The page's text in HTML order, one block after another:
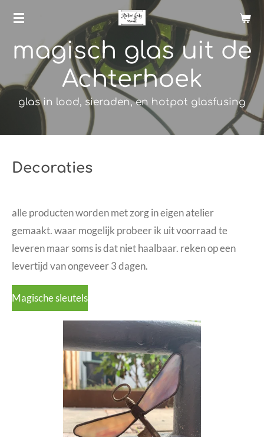
Ga
naar
hoofdinhoud
magisch glas uit de
Achterhoek
glas in lood, sieraden, en hotpot glasfusing
Decoraties
alle producten worden met zorg in eigen atelier
gemaakt. waar mogelijk probeer ik uit voorraad te
leveren maar soms is dat niet haalbaar. reken op een
levertijd van ongeveer 3 dagen.
Magische sleutels